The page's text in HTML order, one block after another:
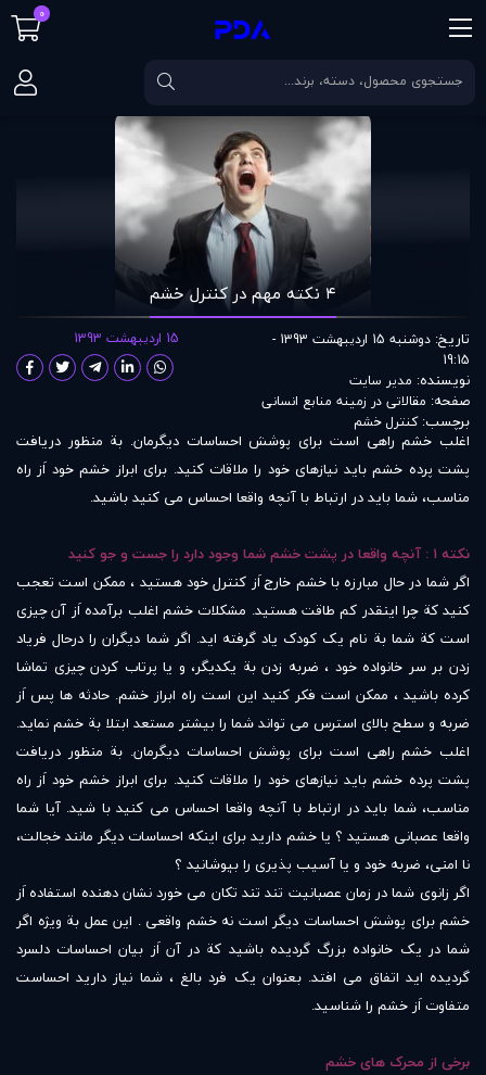
صفحه اصلی مقالات ۴ نکته مهم در کنترل خشم
۴ نکته مهم در کنترل خشم
تاریخ:
دوشنبه 15 اردیبهشت 1393 -
19:15
نویسنده: مدير سايت
صفحه: مقالاتی در زمينه منابع انسانی
برچسب:کنترل خشم
15 اردیبهشت 1393
اغلب خشم راهی است برای پوشش احساسات دیگرمان. بة منظور دریافت
پشت پرده خشم باید نیازهای خود را ملاقات کنید. برای ابراز خشم خود اَز راه
مناسب، شما باید در ارتباط با آنچه واقعا احساس می کنید باشید.
نکته ۱ : آنچه واقعا در پشت خشم شما وجود دارد را جست و جو کنید
اگر شما در حال مبارزه با خشم خارج اَز کنترل خود هستید ، ممکن است تعجب
کنید کة چرا اینقدر کم طاقت هستید. مشکلات خشم اغلب برآمده اَز آن چیزی
است کة شما بة نام یک کودک یاد گرفته اید. اگر شما دیگران را درحال فریاد
زدن بر سر خانواده خود ، ضربه زدن بة یکدیگر، و یا پرتاب کردن چیزی تماشا
کرده باشید ، ممکن است فکر کنید این است راه ابراز خشم. حادثه ها پس اَز
ضربه و سطح بالای استرس می تواند شما را بیشتر مستعد ابتلا بة خشم نماید.
اغلب خشم راهی است برای پوشش احساسات دیگرمان. بة منظور دریافت
پشت پرده خشم باید نیازهای خود را ملاقات کنید. برای ابراز خشم خود اَز راه
مناسب، شما باید در ارتباط با آنچه واقعا احساس می کنید با شید. آیا شما
واقعا عصبانی هستید ؟ یا خشم دارید برای اینکه احساسات دیگر مانند خجالت،
نا امنی، ضربه خود و یا آسیب پذیری را بپوشانید ؟
اگر زانوی شما در زمان عصبانیت تند تند تکان می خورد نشان دهنده استفاده اَز
خشم برای پوشش احساسات دیگر است نه خشم واقعی . این عمل بة ویژه اگر
شما در یک خانواده بزرگ گردیده باشید کة در آن اَز بیان احساسات دلسرد
گردیده اید اتفاق می افتد. بعنوان یک فرد بالغ ، شما نیاز دارید احساست
متفاوت اَز خشم را شناسید.
برخی از محرک های خشم
0